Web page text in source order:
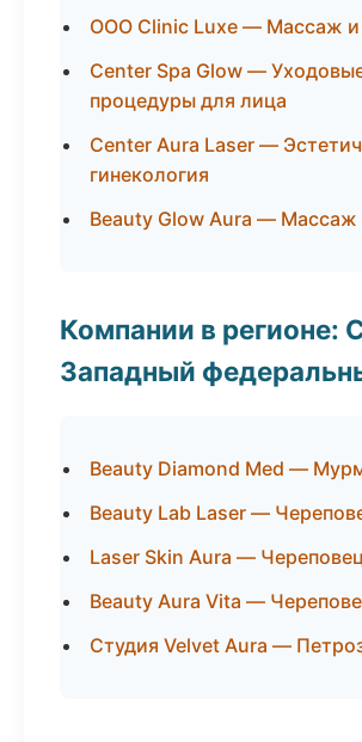
ООО Clinic Luxe — Массаж и
Center Spa Glow —
процедуры для лица
Center Aura Laser —
гинекология
Beauty Glow Aura — Массаж
Компании в регионе:
Западный
Beauty Diamond Med —
Beauty Lab Laser —
Laser Skin Aura —
Beauty Aura Vita —
Студия Velvet Aura —